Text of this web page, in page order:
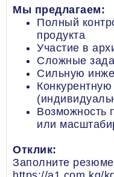
Мы предлагаем:
Полный
продукта
Участие в
Сложные
Сильную
Возможность
или
Отклик:
Заполните